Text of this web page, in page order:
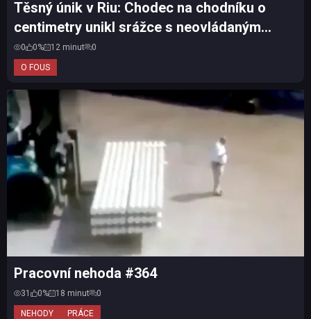
O FOUS
Těsný únik v Riu: Chodec na chodníku o
centimetry unikl srážce s neovládaným
autem
0 0% 12 minut 0
NEHODY PRÁCE
Pracovní nehoda #364
31 0% 18 minut 0